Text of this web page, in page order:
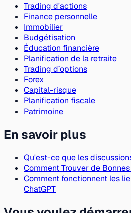
Trading d'actions
Finance personnelle
Immobilier
Budgétisation
Éducation financière
Planification de la retraite
Trading d’options
Forex
Capital-risque
Planification fiscale
Patrimoine
En savoir plus
Qu'est-ce que les
Comment Trouver de
Comment fonctionnent les
ChatGPT